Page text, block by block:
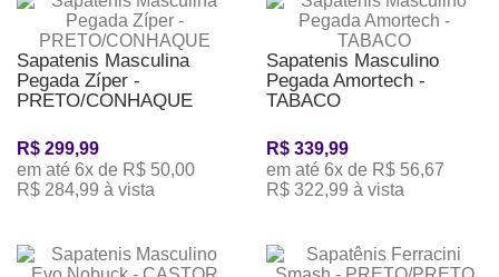
Sapatenis Masculina
Pegada Zíper -
PRETO/CONHAQUE
R$ 299,99
em até 6x de R$ 50,00
R$ 284,99 à vista
Sapatenis Masculino
Pegada Amortech -
TABACO
R$ 339,99
em até 6x de R$ 56,67
R$ 322,99 à vista